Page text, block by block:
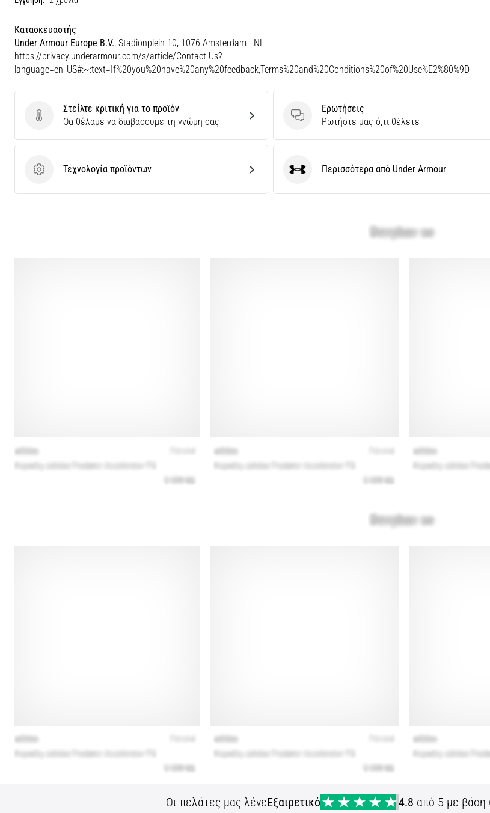
Κατασκευαστής
Under Armour Europe B.V., Stadionplein 10, 1076 Amsterdam - NL
https://privacy.underarmour.com/s/article/Contact-Us?
language=en_US#:~:text=If%20you%20have%20any%20feedback,Terms%20and%20Conditions%20of%20Use%E2%80%9D
Στείλτε κριτική για το προϊόν
Στείλτε κριτική για το προϊόν
Θα θέλαμε να διαβάσουμε τη γνώμη σας
Ερωτήσεις
Ερωτήσεις
Ρωτήστε μας ό,τι θέλετε
Τεχνολογία προϊόντων
Τεχνολογία προϊόντων Under ArmourΠερισσότερα από Under Armour
Οι πελάτες μας λένεΕξαιρετικό 4.8 από 5 με βάση